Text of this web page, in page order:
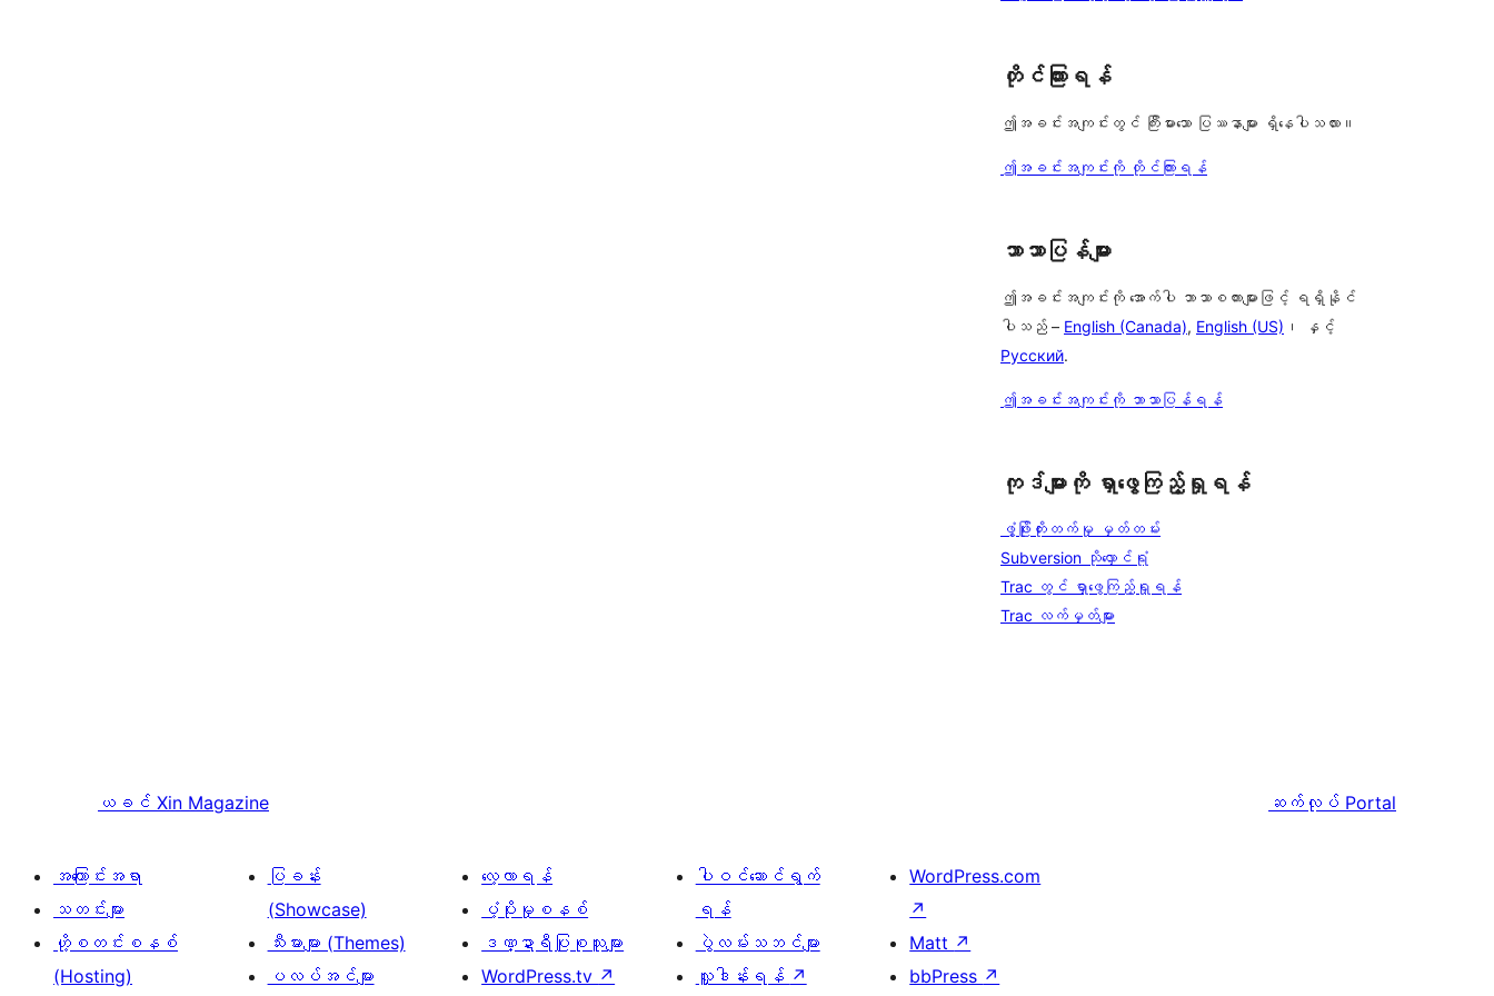
တိုင်ကြားရန်
ဤအခင်းအကျင်းတွင် ကြီးမားသော ပြဿနာများ ရှိနေပါသလား။
ဤအခင်းအကျင်းကို တိုင်ကြားရန်
ဘာသာပြန်များ
ဤအခင်းအကျင်းကို အောက်ပါ ဘာသာစကားများဖြင့် ရရှိနိုင်
ပါသည် – English (Canada), English (US) ၊ နှင့်
Русский.
ဤအခင်းအကျင်းကို ဘာသာပြန်ရန်
ကုဒ်များကို ရှာဖွေကြည့်ရှုရန်
ဖွံ့ဖြိုးတိုးတက်မှု မှတ်တမ်း
Subversion သိုလှောင်ရုံ
Trac တွင် ရှာဖွေကြည့်ရှုရန်
Trac လက်မှတ်များ
ယခင် Xin Magazine ဆက်လုပ် Portal
အကြောင်းအရာ
သတင်းများ
ဟို့စတင်းစနစ်
(Hosting)
ပြခန်း
(Showcase)
သီးမားများ (Themes)
ပလပ်အင်များ
လေ့လာရန်
ပံ့ပိုးမှုစနစ်
ဒဏ္ဍာရီပြုစုသူများ
WordPress.tv ↗
ပါဝင်ဆောင်ရွက်
ရန်
ပွဲလမ်းသဘင်များ
လှူဒါန်းရန် ↗
WordPress.com
↗
Matt ↗
bbPress ↗